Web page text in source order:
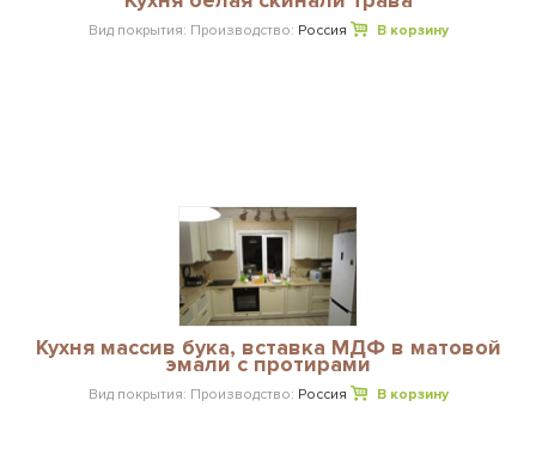
Вид покрытия: Производство: Россия В корзину
Кухня массив бука, вставка МДФ в матовой
эмали с протирами
Вид покрытия: Производство: Россия В корзину